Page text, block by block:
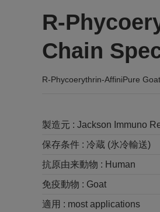
R-
Chain
R-Phycoerythrin-AffiniPure
製造元 : Jackson Immuno
保存条件 : 冷蔵 (氷冷輸送)
抗原由来動物 : Human
免疫動物 : Goat
適用 : most applications